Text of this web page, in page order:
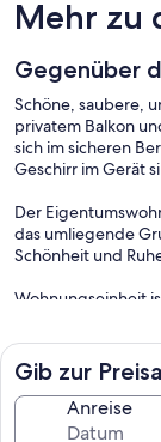
Mehr zu
Gegenüber
Schöne, saubere,
privatem Balkon
sich im sicheren
Geschirr im Gerät
Der
das umliegende
Schönheit und
Wohnungseinheit
Schlüsselwörter:
Gib zur
Anreise